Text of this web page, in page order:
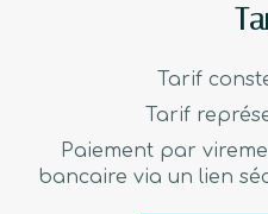
Tarif
Tarif
Paiement par
bancaire via un lien